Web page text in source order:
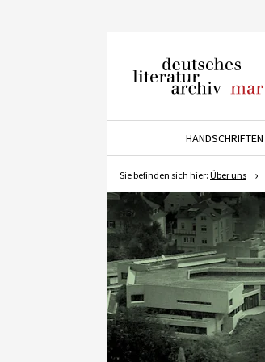
Marbach
HANDSCHRIFTEN
Sie befinden sich hier: Über uns